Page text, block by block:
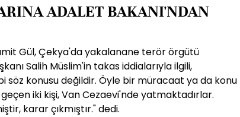
ADALET BAKANI'NDAN
Gül, Çekya'da yakalanane terör örgütü
Salih Müslim'in takas iddialarıyla ilgili,
söz konusu değildir. Öyle bir müracaat ya da konu
iki kişi, Van Cezaevi'nde yatmaktadırlar.
karar çıkmıştır." dedi.